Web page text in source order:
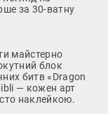
за 30-ватну
майстерно
блок
битв «Dragon
— кожен арт
наклейкою.